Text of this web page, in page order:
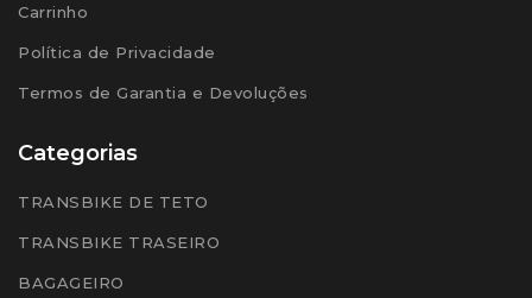
Carrinho
Política de Privacidade
Termos de Garantia e Devoluções
Categorias
TRANSBIKE DE TETO
TRANSBIKE TRASEIRO
BAGAGEIRO